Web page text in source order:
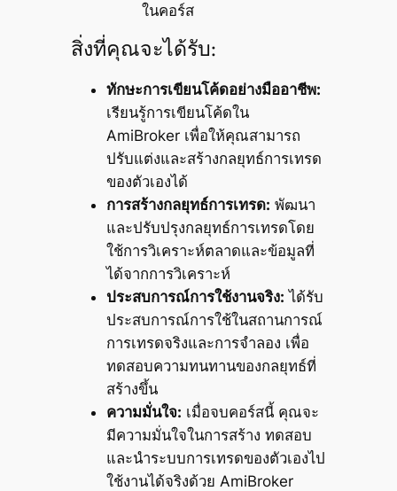
ในคอร์ส
สิ่งที่คุณจะได้รับ:
ทักษะการเขียนโค้ดอย่างมืออาชีพ:
เรียนรู้การเขียนโค้ดใน
AmiBroker เพื่อให้คุณสามารถ
ปรับแต่งและสร้างกลยุทธ์การเทรด
ของตัวเองได้
การสร้างกลยุทธ์การเทรด: พัฒนา
และปรับปรุงกลยุทธ์การเทรดโดย
ใช้การวิเคราะห์ตลาดและข้อมูลที่
ได้จากการวิเคราะห์
ประสบการณ์การใช้งานจริง: ได้รับ
ประสบการณ์การใช้ในสถานการณ์
การเทรดจริงและการจำลอง เพื่อ
ทดสอบความทนทานของกลยุทธ์ที่
สร้างขึ้น
ความมั่นใจ: เมื่อจบคอร์สนี้ คุณจะ
มีความมั่นใจในการสร้าง ทดสอบ
และนำระบบการเทรดของตัวเองไป
ใช้งานได้จริงด้วย AmiBroker